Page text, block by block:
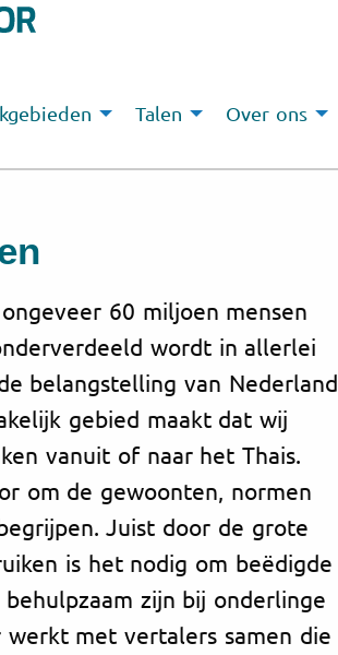
Talen Over ons
60 miljoen mensen
wordt in allerlei
belangstelling van Nederland
gebied maakt dat wij
vanuit of naar het Thais.
om de gewoonten, normen
Juist door de grote
is het nodig om beëdigde
zijn bij onderlinge
met vertalers samen die